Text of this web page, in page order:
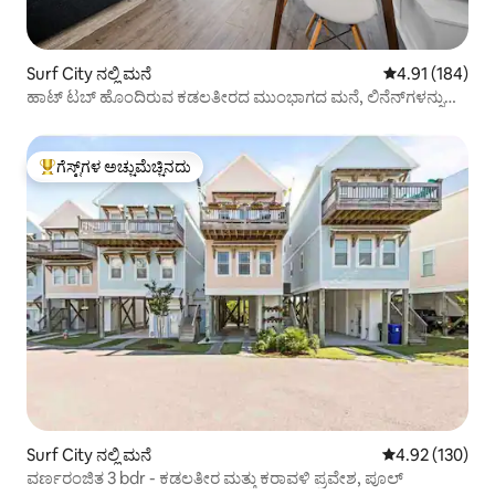
Surf City ನಲ್ಲಿ ಮನೆ 5 ರಲ್ಲಿ 4.91
4.91 (184)
ಹಾಟ್ ಟಬ್ ಹೊಂದಿರುವ ಕಡಲತೀರದ ಮುಂಭಾಗದ ಮನೆ, ಲಿನೆನ್‌ಗಳನ್ನು
ಗೆಸ್ಟ್‌ಗಳಿಗೆ ಅತಿ ಹೆಚ್ಚು ಅಚ್ಚುಮೆಚ್ಚಿನದು
ಗೆಸ್ಟ್‌ಗಳ ಅಚ್ಚುಮೆಚ್ಚಿನದು
Surf City ನಲ್ಲಿ ಮನೆ 5 ರಲ್ಲಿ 4.92
4.92 (130)
ವರ್ಣರಂಜಿತ 3 bdr - ಕಡಲತೀರ ಮತ್ತು ಕರಾವಳಿ ಪ್ರವೇಶ, ಪೂಲ್